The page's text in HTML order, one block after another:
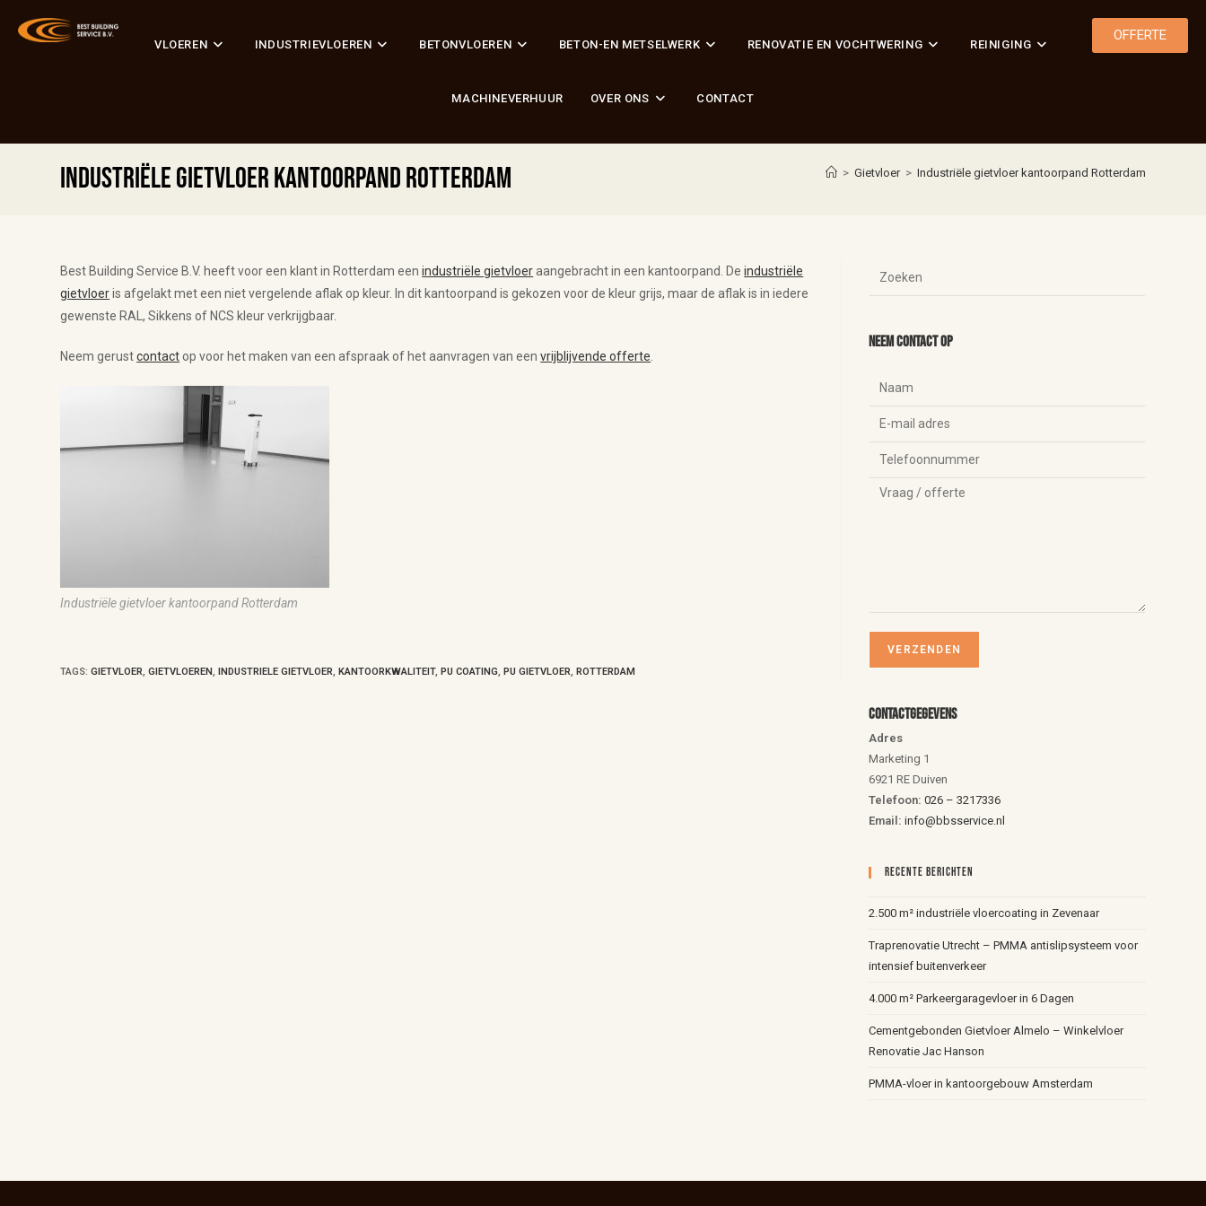
VLOEREN INDUSTRIEVLOEREN BETONVLOEREN BETON-EN METSELWERK RENOVATIE EN VOCHTWERING REINIGING
MACHINEVERHUUR OVER ONS CONTACT
OFFERTE
Industriële gietvloer kantoorpand Rotterdam > Gietvloer > Industriële gietvloer kantoorpand Rotterdam
Best Building Service B.V. heeft voor een klant in Rotterdam eenindustriële gietvloeraangebracht in een kantoorpand. Deindustriële
gietvloeris afgelakt met een niet vergelende aflak op kleur. In dit kantoorpand is gekozen voor de kleur grijs, maar de aflak is in iedere
gewenste RAL, Sikkens of NCS kleur verkrijgbaar.
Neem gerustcontactop voor het maken van een afspraak of het aanvragen van eenvrijblijvende offerte
Industriële gietvloer kantoorpand Rotterdam
TAGS:GIETVLOER, GIETVLOEREN, INDUSTRIELE GIETVLOER, KANTOORKWALITEIT, PU COATING, PU GIETVLOER, ROTTERDAM
Neem contact op
Contactgegevens
Adres
Marketing 1
6921 RE Duiven
Telefoon:026 – 3217336
Email: info@bbsservice.nl
Recente Berichten
2.500 m² industriële vloercoating in Zevenaar
Traprenovatie Utrecht – PMMA antislipsysteem voor
intensief buitenverkeer
4.000 m² Parkeergaragevloer in 6 Dagen
Cementgebonden Gietvloer Almelo – Winkelvloer
Renovatie Jac Hanson
PMMA-vloer in kantoorgebouw Amsterdam